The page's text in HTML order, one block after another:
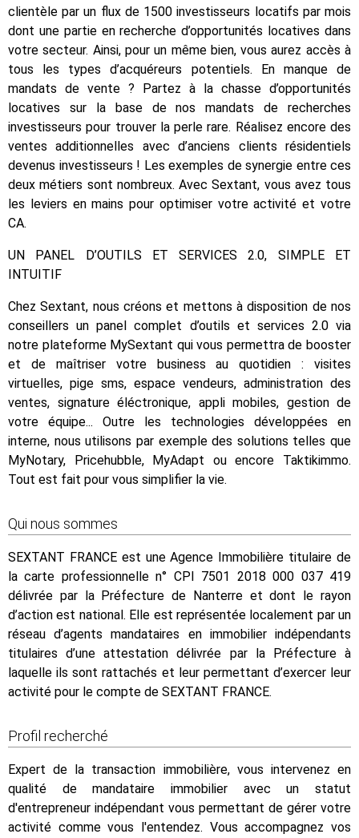
clientèle par un flux de 1500 investisseurs locatifs par mois
dont une partie en recherche d’opportunités locatives dans
votre secteur. Ainsi, pour un même bien, vous aurez accès à
tous les types d’acquéreurs potentiels. En manque de
mandats de vente ? Partez à la chasse d’opportunités
locatives sur la base de nos mandats de recherches
investisseurs pour trouver la perle rare. Réalisez encore des
ventes additionnelles avec d’anciens clients résidentiels
devenus investisseurs ! Les exemples de synergie entre ces
deux métiers sont nombreux. Avec Sextant, vous avez tous
les leviers en mains pour optimiser votre activité et votre
CA.
UN PANEL D’OUTILS ET SERVICES 2.0, SIMPLE ET
INTUITIF
Chez Sextant, nous créons et mettons à disposition de nos
conseillers un panel complet d’outils et services 2.0 via
notre plateforme MySextant qui vous permettra de booster
et de maîtriser votre business au quotidien : visites
virtuelles, pige sms, espace vendeurs, administration des
ventes, signature éléctronique, appli mobiles, gestion de
votre équipe... Outre les technologies développées en
interne, nous utilisons par exemple des solutions telles que
MyNotary, Pricehubble, MyAdapt ou encore Taktikimmo.
Tout est fait pour vous simplifier la vie.
Qui nous sommes
SEXTANT FRANCE est une Agence Immobilière titulaire de
la carte professionnelle n° CPI 7501 2018 000 037 419
délivrée par la Préfecture de Nanterre et dont le rayon
d’action est national. Elle est représentée localement par un
réseau d’agents mandataires en immobilier indépendants
titulaires d’une attestation délivrée par la Préfecture à
laquelle ils sont rattachés et leur permettant d’exercer leur
activité pour le compte de SEXTANT FRANCE.
Profil recherché
Expert de la transaction immobilière, vous intervenez en
qualité de mandataire immobilier avec un statut
d'entrepreneur indépendant vous permettant de gérer votre
activité comme vous l'entendez. Vous accompagnez vos